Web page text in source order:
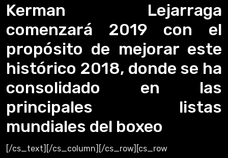
Kerman Lejarraga
comenzará 2019 con el
propósito de mejorar este
histórico 2018, donde se ha
consolidado en las
principales listas
mundiales del boxeo
[/cs_text][/cs_column][/cs_row][cs_row